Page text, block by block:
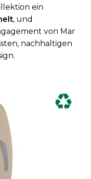
ein
, und
von Mar
nachhaltigen